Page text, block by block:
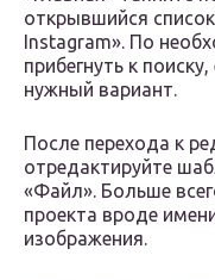
открывшийся
Instagram». По
прибегнуть к
нужный вариант.
После перехода к
отредактируйте
«Файл». Больше
проекта вроде
изображения.